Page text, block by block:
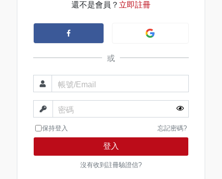
還不是會員？ 立即註冊
或
帳號/Email
密碼
保持登入 忘記密碼?
登入
沒有收到註冊驗證信?